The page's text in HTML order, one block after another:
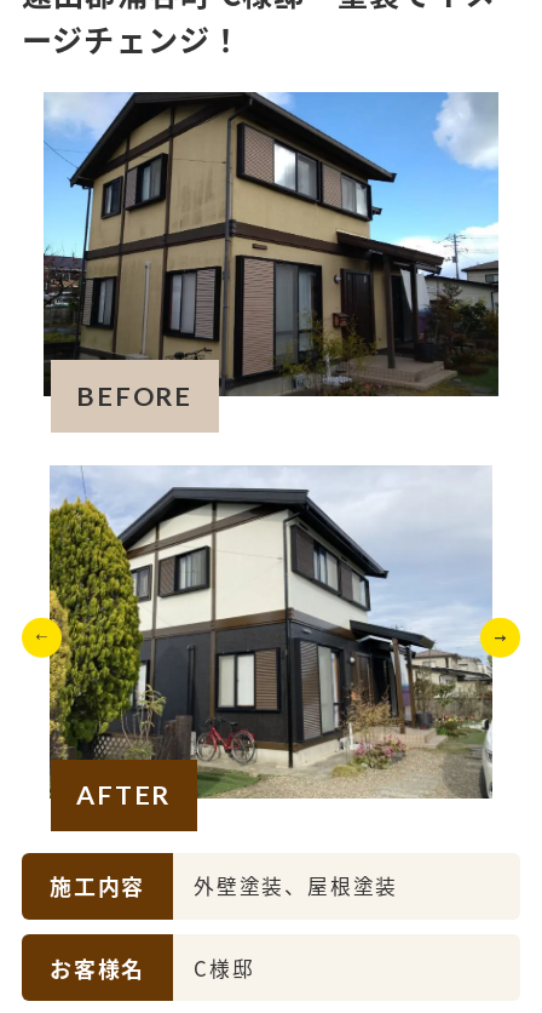
ージチェンジ！
BEFORE
AFTER
施工内容 外壁塗装、屋根塗装
お客様名 C様邸